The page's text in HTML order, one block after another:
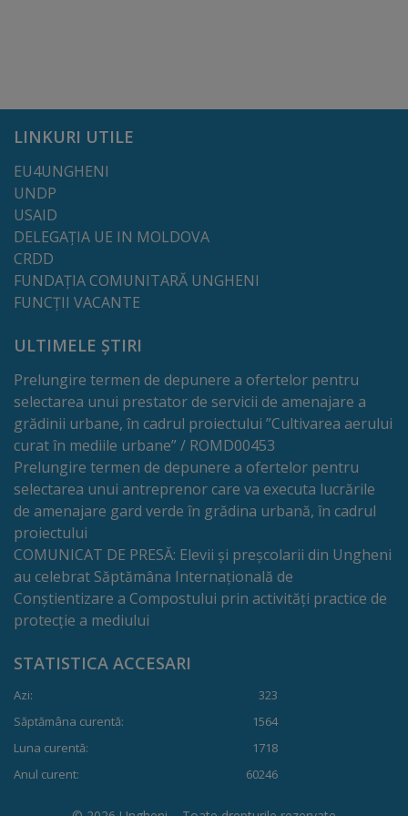
Rezultate
Buget
și
Taxe
locale
Strategii
programe
Deplasări
Bugetare
participativă
Utile
Transport
Rețeaua
transportului
Lista
stațiilor
LINKURI UTILE
EU4UNGHENI
UNDP
USAID
DELEGAȚIA UE IN MOLDOVA
CRDD
FUNDAȚIA COMUNITARĂ UNGHENI
FUNCȚII VACANTE
ULTIMELE ȘTIRI
Prelungire termen de depunere a ofertelor pentru
selectarea unui prestator de servicii de amenajare a
grădinii urbane, în cadrul proiectului ”Cultivarea aerului
curat în mediile urbane” / ROMD00453
Prelungire termen de depunere a ofertelor pentru
selectarea unui antreprenor care va executa lucrările
de amenajare gard verde în grădina urbană, în cadrul
proiectului
COMUNICAT DE PRESĂ: Elevii și preșcolarii din Ungheni
au celebrat Săptămâna Internațională de
Conștientizare a Compostului prin activități practice de
protecție a mediului
STATISTICA ACCESARI
Azi:
323
Săptămâna curentă:
1564
Luna curentă:
1718
Anul curent:
60246